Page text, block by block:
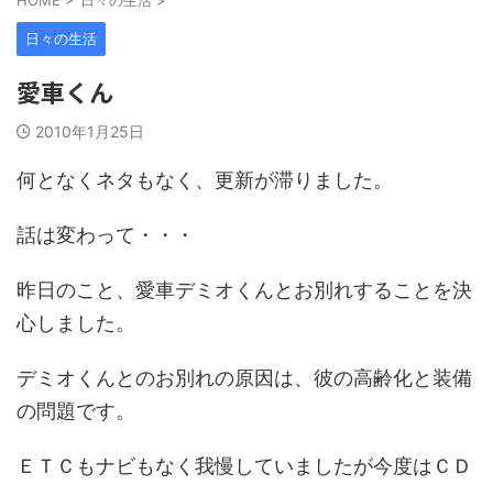
日々の生活
愛車くん
2010年1月25日
何となくネタもなく、更新が滞りました。
話は変わって・・・
昨日のこと、愛車デミオくんとお別れすることを決
心しました。
デミオくんとのお別れの原因は、彼の高齢化と装備
の問題です。
ＥＴＣもナビもなく我慢していましたが今度はＣＤ